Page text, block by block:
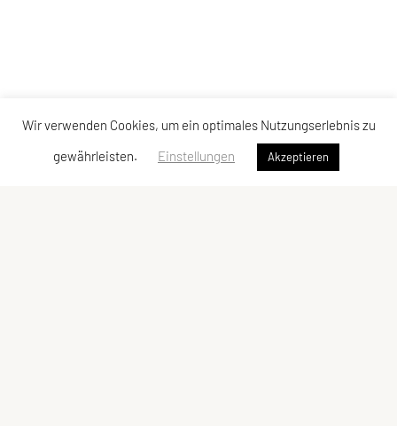
Wir verwenden Cookies, um ein optimales Nutzungserlebnis zu
gewährleisten.
Einstellungen Akzeptieren